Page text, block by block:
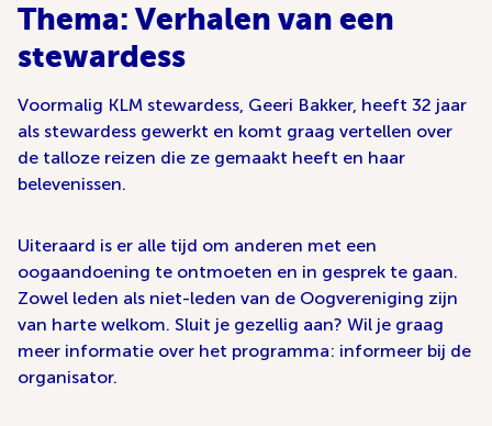
Thema: Verhalen van een
stewardess
Voormalig KLM stewardess, Geeri Bakker, heeft 32 jaar
als stewardess gewerkt en komt graag vertellen over
de talloze reizen die ze gemaakt heeft en haar
belevenissen.
Uiteraard is er alle tijd om anderen met een
oogaandoening te ontmoeten en in gesprek te gaan.
Zowel leden als niet-leden van de Oogvereniging zijn
van harte welkom. Sluit je gezellig aan? Wil je graag
meer informatie over het programma: informeer bij de
organisator.